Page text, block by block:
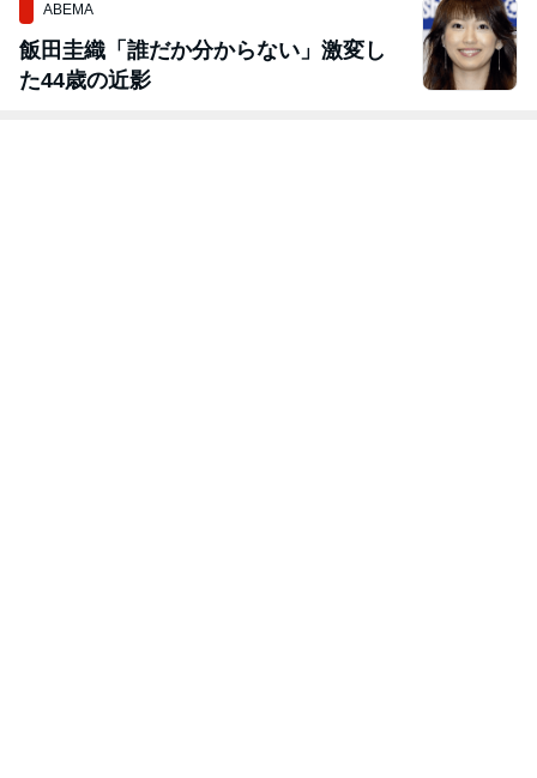
ABEMA
飯田圭織「誰だか分からない」激変し
た44歳の近影